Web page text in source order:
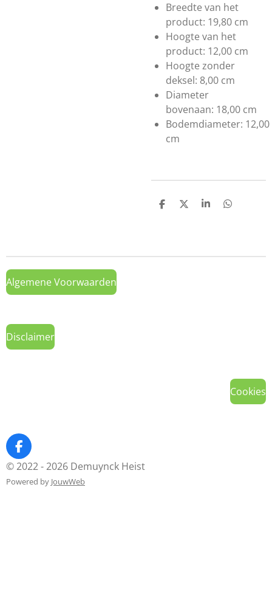
Breedte van het
product: 19,80 cm
Hoogte van het
product: 12,00 cm
Hoogte zonder
deksel: 8,00 cm
Diameter
bovenaan: 18,00 cm
Bodemdiameter: 12,00
cm
D
D
S
D
Algemene Voorwaarden
Disclaimer
Cookies
F
a
c
e
© 2022 - 2026 Demuynck Heist
Powered by JouwWeb